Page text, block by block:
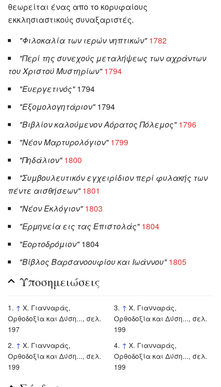
θεωρείται ένας απο το κορυφαίους
εκκλησιαστικούς συναξαριστές.
"Φιλοκαλία των ιερών νηπτικών" 1782
"Περί της συνεχούς μεταλήψεως των αχράντων
του Χριστού Μυστηρίων" 1794
"Ευεργετινός"1794
"Εξομολογητάριον"1794
"Βιβλίον καλούμενον Αόρατος Πόλεμος" 1796
"Νέον Μαρτυρολόγιον" 1799
"Πηδάλιον" 1800
"Συμβουλευτικόν εγχειρίδιον περί φυλακής των
πέντε αισθήσεων" 1801
"Νέον Εκλόγιον" 1803
"Ερμηνεία εις τας Επιστολάς" 1804
"Εορτοδρόμιον"1804
"Βίβλος Βαρσανοουφίου και Ιωάννου" 1805
Υποσημειώσεις
↑ Χ. Γιανναράς,
Ορθοδοξία και Δύση..., σελ.
197
↑ Χ. Γιανναράς,
Ορθοδοξία και Δύση..., σελ.
199
↑ Χ. Γιανναράς,
Ορθοδοξία και Δύση..., σελ.
199
↑ Χ. Γιανναράς,
Ορθοδοξία και Δύση..., σελ.
199